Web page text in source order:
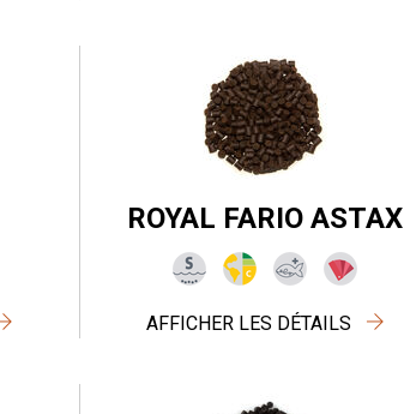
ROYAL FARIO ASTAX
AFFICHER LES DÉTAILS